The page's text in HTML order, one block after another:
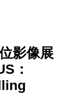
影像展
：